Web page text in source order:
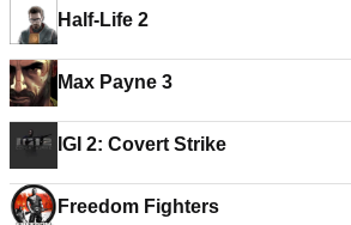
Half-Life 2
Max Payne 3
IGI 2: Covert Strike
Freedom Fighters